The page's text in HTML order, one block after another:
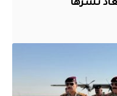
نشرها